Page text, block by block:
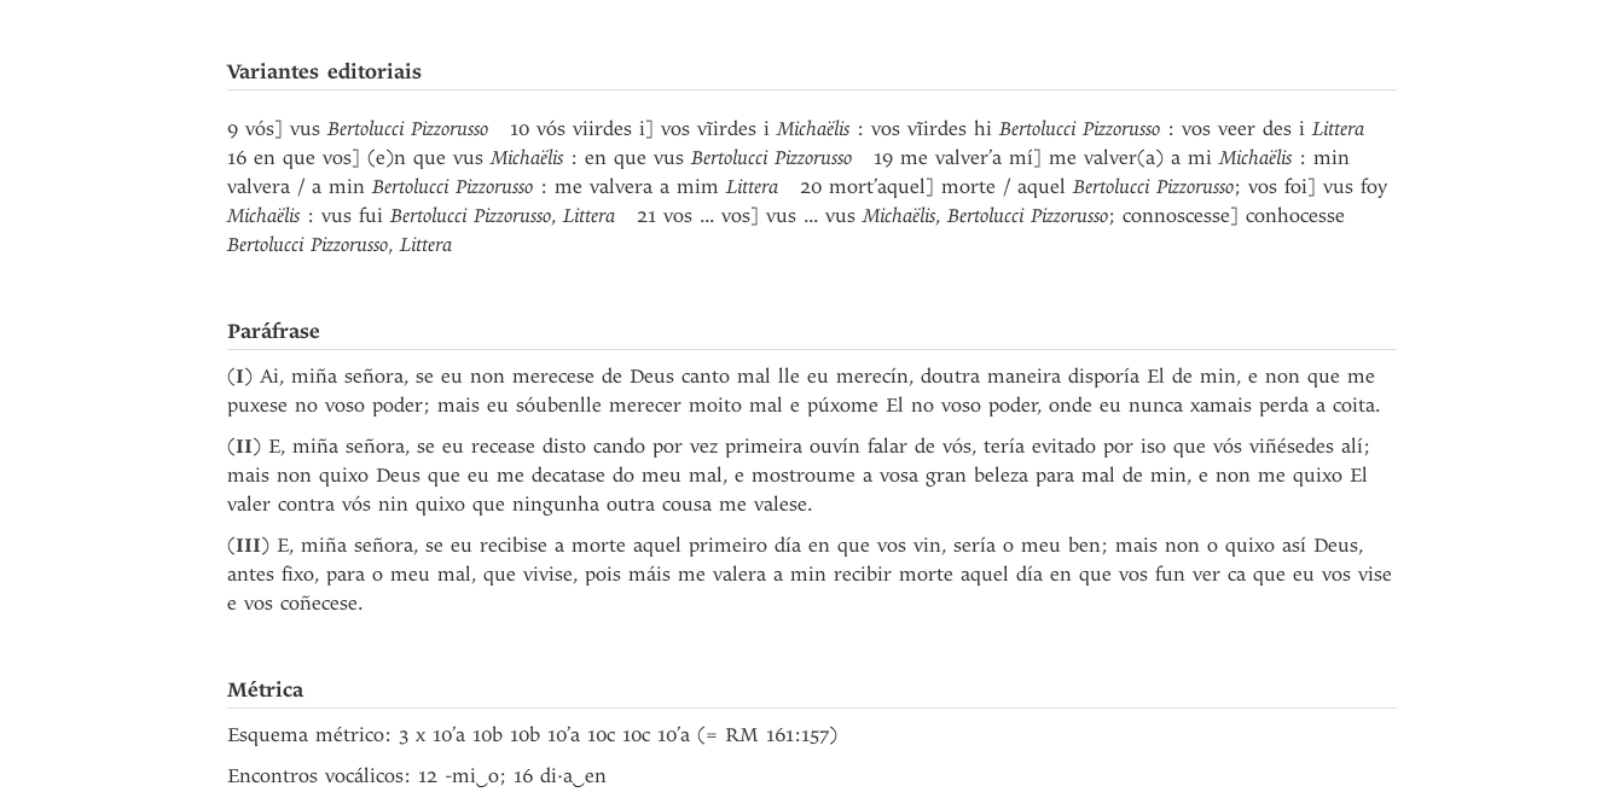
Variantes editoriais
9 vós] vusBertolucci Pizzorusso 10 vós viirdes i] vos vĩirdes iMichaëlis : vos vĩirdes hiBertolucci Pizzorusso : vos veer des i Littera
16 en que vos] (e)n que vusMichaëlis : en que vusBertolucci Pizzorusso 19 me valver’a mí] me valver(a) a miMichaëlis : min
valvera / a minBertolucci Pizzorusso : me valvera a mim Littera 20 mort’aquel] morte / aquelBertolucci Pizzorusso; vos foi] vus foy
Michaëlis : vus fuiBertolucci Pizzorusso,Littera 21 vos ... vos] vus ... vusMichaëlis,Bertolucci Pizzorusso; connoscesse] conhocesse
Bertolucci Pizzorusso,Littera
Paráfrase
(I) Ai, miña señora, se eu non merecese de Deus canto mal lle eu merecín, doutra maneira disporía El de min, e non que me
puxese no voso poder; mais eu sóubenlle merecer moito mal e púxome El no voso poder, onde eu nunca xamais perda a coita.
(II) E, miña señora, se eu recease disto cando por vez primeira ouvín falar de vós, tería evitado por iso que vós viñésedes alí;
mais non quixo Deus que eu me decatase do meu mal, e mostroume a vosa gran beleza para mal de min, e non me quixo El
valer contra vós nin quixo que ningunha outra cousa me valese.
(III) E, miña señora, se eu recibise a morte aquel primeiro día en que vos vin, sería o meu ben; mais non o quixo así Deus,
antes fixo, para o meu mal, que vivise, pois máis me valera a min recibir morte aquel día en que vos fun ver ca que eu vos vise
e vos coñecese.
Métrica
Esquema métrico: 3 x 10’a 10b 10b 10’a 10c 10c 10’a (= RM 161:157)
Encontros vocálicos: 12 -mi o; 16 di·a en